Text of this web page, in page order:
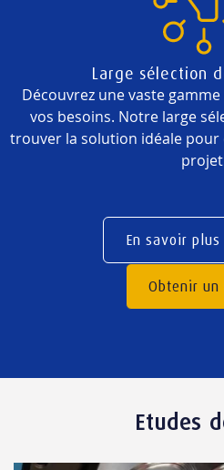
Large sélection
Découvrez une vaste
vos besoins. Notre large
trouver la solution idéale pour
En savoir
Obtenir
Etudes